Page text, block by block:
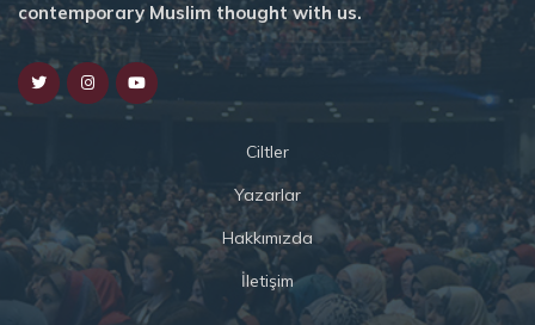
contemporary Muslim thought with us.
Ciltler
Yazarlar
Hakkımızda
İletişim